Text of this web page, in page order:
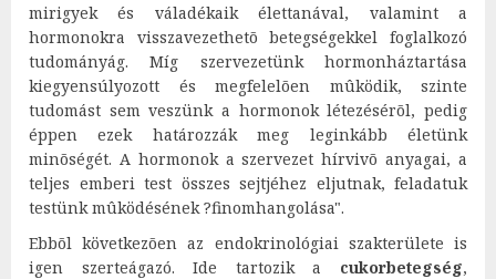
mirigyek és váladékaik élettanával, valamint a
hormonokra visszavezethetõ betegségekkel foglalkozó
tudományág. Míg szervezetünk hormonháztartása
kiegyensúlyozott és megfelelõen mûködik, szinte
tudomást sem veszünk a hormonok létezésérõl, pedig
éppen ezek határozzák meg leginkább életünk
minõségét. A hormonok a szervezet hírvivõ anyagai, a
teljes emberi test összes sejtjéhez eljutnak, feladatuk
testünk mûködésének ?finomhangolása".
Ebbõl következõen az endokrinológiai szakterülete is
igen szerteágazó. Ide tartozik a cukorbetegség,